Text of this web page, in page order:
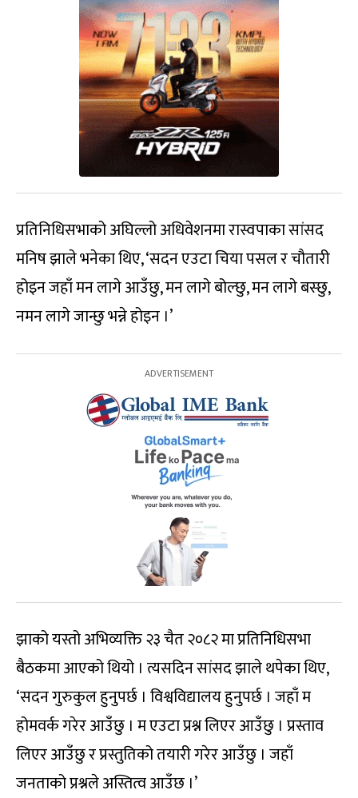
प्रतिनिधिसभाको अघिल्लो अधिवेशनमा रास्वपाका सांसद
मनिष झाले भनेका थिए, ‘सदन एउटा चिया पसल र चौतारी
होइन जहाँ मन लागे आउँछु, मन लागे बोल्छु, मन लागे बस्छु,
नमन लागे जान्छु भन्ने होइन ।’
झाको यस्तो अभिव्यक्ति २३ चैत २०८२ मा प्रतिनिधिसभा
बैठकमा आएको थियो । त्यसदिन सांसद झाले थपेका थिए,
‘सदन गुरुकुल हुनुपर्छ । विश्वविद्यालय हुनुपर्छ । जहाँ म
होमवर्क गरेर आउँछु । म एउटा प्रश्न लिएर आउँछु । प्रस्ताव
लिएर आउँछु र प्रस्तुतिको तयारी गरेर आउँछु । जहाँ
जनताको प्रश्नले अस्तित्व आउँछ ।’